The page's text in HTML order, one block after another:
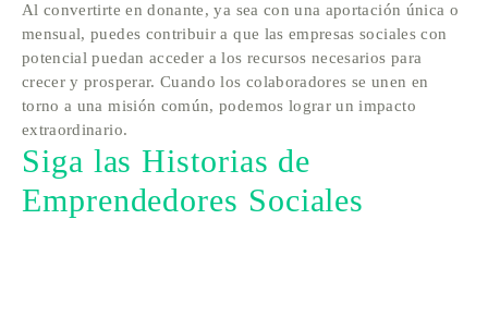
Al convertirte en donante, ya sea con una aportación única o
mensual, puedes contribuir a que las empresas sociales con
potencial puedan acceder a los recursos necesarios para
crecer y prosperar. Cuando los colaboradores se unen en
torno a una misión común, podemos lograr un impacto
extraordinario.
Siga las Historias de
Emprendedores Sociales